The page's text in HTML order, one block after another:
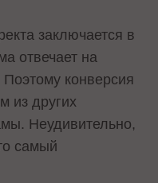
заключается в
отвечает на
конверсия
из других
Неудивительно,
самый